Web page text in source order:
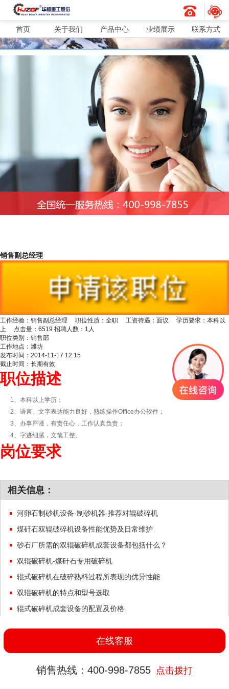
首页 关于我们 产品中心 业绩展示 联系方式
销售副总经理
工作经验： 销售副总经理 职位性质： 全职 工资待遇： 面议 学历要求： 本科以
上 点击量： 6519 招聘人数： 1人
职位类别： 销售部
工作地点： 潍坊
发布时间： 2014-11-17 12:15
截止时间： 长期有效
职位描述
1、本科以上学历；
2、语言、文字表达能力良好，熟练操作Office办公软件；
3、办事严谨，有责任心，工作认真负责；
4、字迹细腻，文笔工整。
岗位要求
相关信息：
河卵石制砂机设备-制砂机器-推荐对辊破碎机
煤矸石双辊破碎机设备性能优势及日常维护
砂石厂所需的双辊破碎机成套设备都包括什么？
双辊破碎机-煤矸石专用破碎机
辊式破碎机在破碎熟料过程所表现的优异性能
双辊破碎机的特点和型号选取
辊式破碎机成套设备的配置及价格
在线客服
销售热线：400-998-7855 点击拨打